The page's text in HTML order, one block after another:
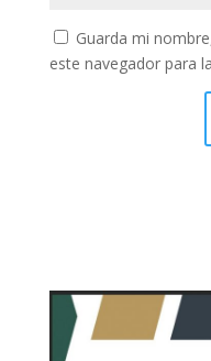
Guarda mi
este navegador para